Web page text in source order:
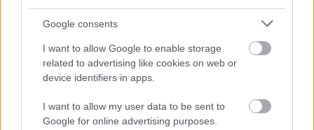
Google consents
I want to allow Google to enable storage
related to advertising like cookies on web or
device identifiers in apps.
I want to allow my user data to be sent to
Google for online advertising purposes.
Kövess minket a Facebookon
Parc Fermé